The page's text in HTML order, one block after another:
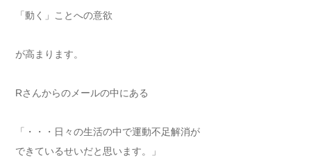
「動く」ことへの意欲
が高まります。
Rさんからのメールの中にある
「・・・日々の生活の中で運動不足解消が
できているせいだと思います。」